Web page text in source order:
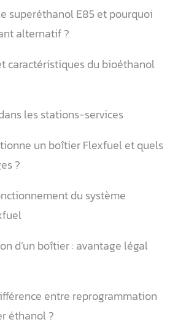
superéthanol E85 et pourquoi
alternatif ?
caractéristiques du bioéthanol
les stations-services
un boîtier Flexfuel et quels
?
du système
d’un boîtier : avantage légal
entre reprogrammation
éthanol ?